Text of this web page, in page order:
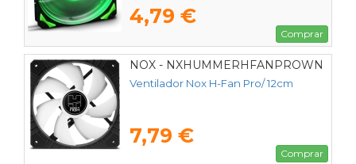
4,79 €
Comprar
NOX - NXHUMMERHFANPROWN
Ventilador Nox H-Fan Pro/ 12cm
7,79 €
Comprar